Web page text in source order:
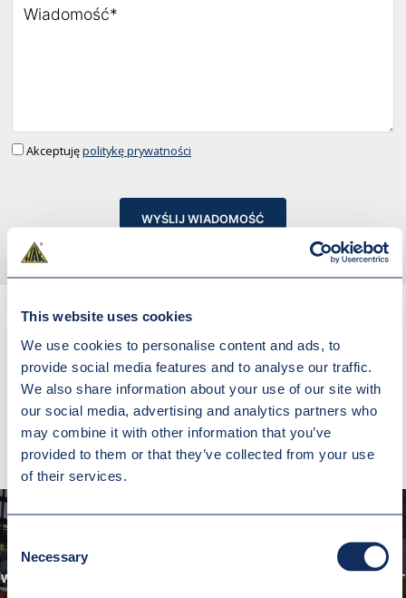
This website uses cookies
We use cookies to personalise content and ads, to
provide social media features and to analyse our traffic.
We also share information about your use of our site with
our social media, advertising and analytics partners who
may combine it with other information that you’ve
provided to them or that they’ve collected from your use
of their services.
Consent
Selection
Necessary
Akceptujępolitykę prywatności
WYŚLIJ WIADOMOŚĆ
INNE REALIZACJE
WÓZ SZYNOWY DO TRANSPORTU KORPUSÓW GENERATORÓW Q=80T